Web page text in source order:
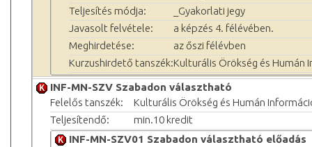
Teljesítés módja:
_Gyakorlati jegy
Javasolt felvétele:
a képzés 4. félévében.
Meghirdetése:
az őszi félévben
Kurzushirdető tanszék:Kulturális Örökség és Humán
INF-MN-SZV Szabadon választható
Felelős tanszék:
Kulturális Örökség és Humán
Teljesítendő:
min.10 kredit
INF-MN-SZV01 Szabadon választható előadás